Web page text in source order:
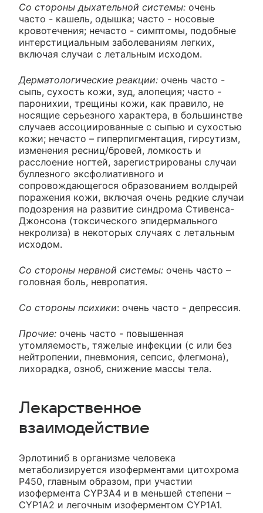
Со стороны дыхательной системы: очень
часто - кашель, одышка; часто - носовые
кровотечения; нечасто - симптомы, подобные
интерстициальным заболеваниям легких,
включая случаи с летальным исходом.
Дерматологические реакции: очень часто -
сыпь, сухость кожи, зуд, алопеция; часто -
паронихии, трещины кожи, как правило, не
носящие серьезного характера, в большинстве
случаев ассоциированные с сыпью и сухостью
кожи; нечасто – гиперпигментация, гирсутизм,
изменения ресниц/бровей, ломкость и
расслоение ногтей, зарегистрированы случаи
буллезного эксфолиативного и
сопровождающегося образованием волдырей
поражения кожи, включая очень редкие случаи
подозрения на развитие синдрома Стивенса-
Джонсона (токсического эпидермального
некролиза) в некоторых случаях с летальным
исходом.
Со стороны нервной системы: очень часто –
головная боль, невропатия.
Со стороны психики: очень часто - депрессия.
Прочие: очень часто - повышенная
утомляемость, тяжелые инфекции (с или без
нейтропении, пневмония, сепсис, флегмона),
лихорадка, озноб, снижение массы тела.
Лекарственное
взаимодействие
Эрлотиниб в организме человека
метаболизируется изоферментами цитохрома
P450, главным образом, при участии
изофермента CYP3A4 и в меньшей степени –
CYP1A2 и легочным изоферментом CYP1A1.